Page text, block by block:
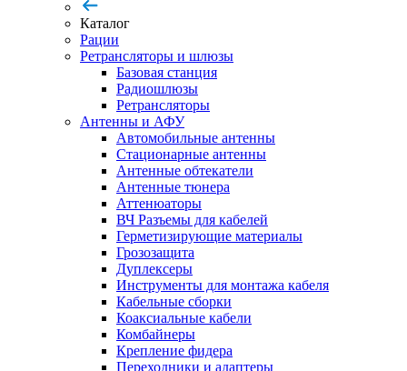
Каталог
Рации
Ретрансляторы и шлюзы
Базовая станция
Радиошлюзы
Ретрансляторы
Антенны и АФУ
Автомобильные антенны
Стационарные антенны
Антенные обтекатели
Антенные тюнера
Аттенюаторы
ВЧ Разъемы для кабелей
Герметизирующие материалы
Грозозащита
Дуплексеры
Инструменты для монтажа кабеля
Кабельные сборки
Коаксиальные кабели
Комбайнеры
Крепление фидера
Переходники и адаптеры